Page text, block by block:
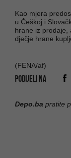
Kao mjera
u Češkoj i
hrane iz prodaje,
dječje hrane
(FENA/af)
PODIJELI NA
Depo.ba pratite